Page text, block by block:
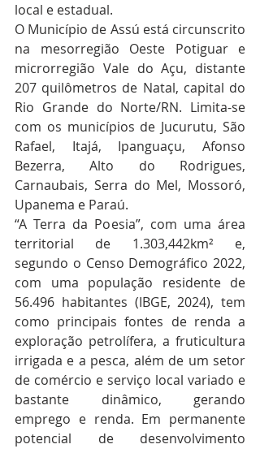
local e estadual.
O Município de Assú está circunscrito
na mesorregião Oeste Potiguar e
microrregião Vale do Açu, distante
207 quilômetros de Natal, capital do
Rio Grande do Norte/RN. Limita-se
com os municípios de Jucurutu, São
Rafael, Itajá, Ipanguaçu, Afonso
Bezerra, Alto do Rodrigues,
Carnaubais, Serra do Mel, Mossoró,
Upanema e Paraú.
“A Terra da Poesia”, com uma área
territorial de 1.303,442km² e,
segundo o Censo Demográfico 2022,
com uma população residente de
56.496 habitantes (IBGE, 2024), tem
como principais fontes de renda a
exploração petrolífera, a fruticultura
irrigada e a pesca, além de um setor
de comércio e serviço local variado e
bastante dinâmico, gerando
emprego e renda. Em permanente
potencial de desenvolvimento